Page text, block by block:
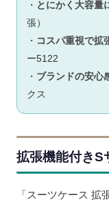
・ とにかく大容量
張）
・ コスパ重視で拡
ー5122
・ ブランドの安心
クス
拡張機能付きS
「スーツケース 拡